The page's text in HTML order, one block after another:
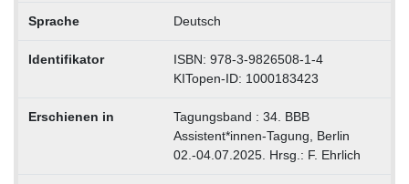
Sprache Deutsch
Identifikator
ISBN: 978-3-9826508-1-4
KITopen-ID: 1000183423
Erschienen in
Tagungsband : 34. BBB
Assistent*innen-Tagung, Berlin
02.-04.07.2025. Hrsg.: F. Ehrlich